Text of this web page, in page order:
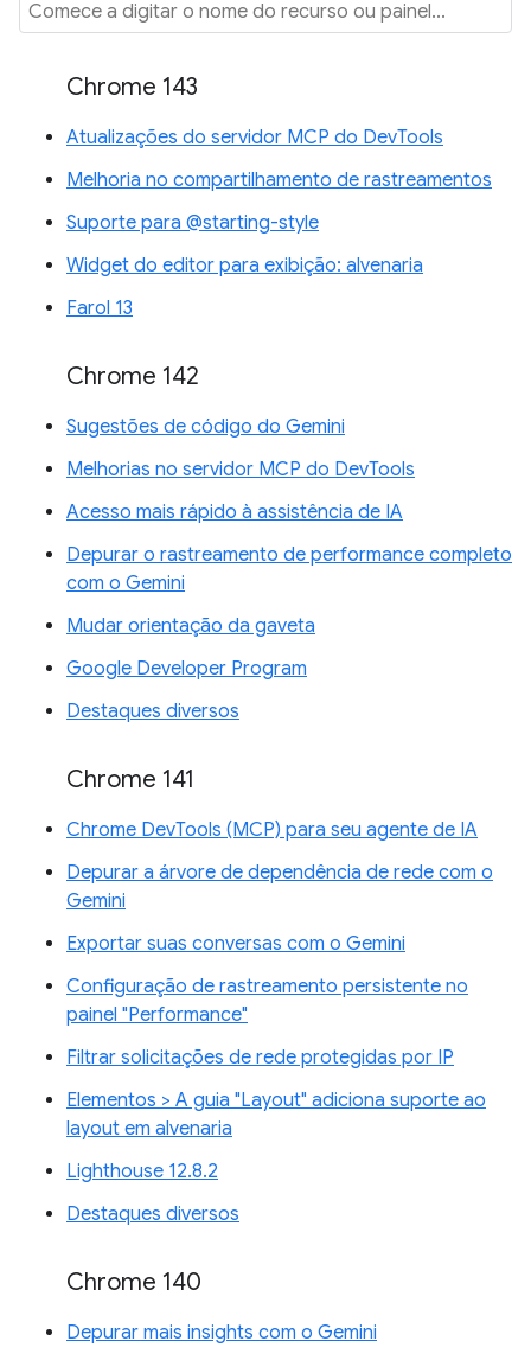
Chrome 143
Atualizações do servidor MCP do DevTools
Melhoria no compartilhamento de rastreamentos
Suporte para @starting-style
Widget do editor para exibição: alvenaria
Farol 13
Chrome 142
Sugestões de código do Gemini
Melhorias no servidor MCP do DevTools
Acesso mais rápido à assistência de IA
Depurar o rastreamento de performance completo
com o Gemini
Mudar orientação da gaveta
Google Developer Program
Destaques diversos
Chrome 141
Chrome DevTools (MCP) para seu agente de IA
Depurar a árvore de dependência de rede com o
Gemini
Exportar suas conversas com o Gemini
Configuração de rastreamento persistente no
painel "Performance"
Filtrar solicitações de rede protegidas por IP
Elementos > A guia "Layout" adiciona suporte ao
layout em alvenaria
Lighthouse 12.8.2
Destaques diversos
Chrome 140
Depurar mais insights com o Gemini